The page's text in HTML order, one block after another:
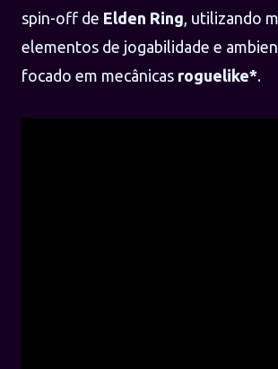
spin-off de Elden Ring, utilizando
elementos de jogabilidade e
focado em mecânicas roguelike*.